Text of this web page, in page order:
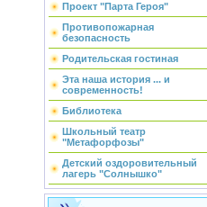
Проект "Парта Героя"
Противопожарная
безопасность
Родительская гостиная
Эта наша история ... и
современность!
Библиотека
Школьный театр
"Метафорфозы"
Детский оздоровительный
лагерь "Солнышко"